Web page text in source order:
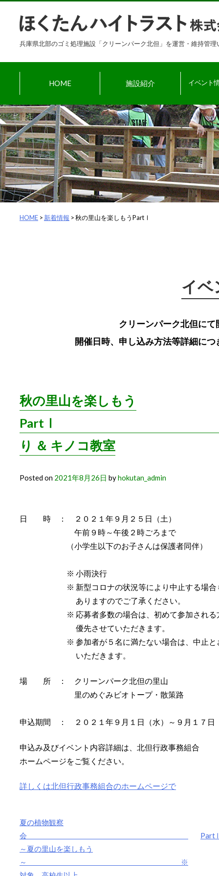
content
兵庫県北部のゴミ処理施設「クリーンパーク北但」を運営・維持管理
HOME 施設紹介 イベント
HOME > 新着情報 >秋の里山を楽しもうPartⅠ いも
イベ
クリーンパーク北但に
開催日時、申し込み方法等詳細に
秋の里山を楽しもう
PartⅠ いもほ
り ＆ キノコ教室
Posted on 2021年8月26日 byhokutan_admin
日 時 ： ２０２１年９月２５日（土）
午前９時～午後２時ごろまで
（小学生以下のお子さんは保護者同伴）
※ 小雨決行
※ 新型コロナの状況等により中止する場合
ありますのでご了承ください。
※ 応募者多数の場合は、初めて参加される
優先させていただきます。
※ 参加者が５名に満たない場合は、中止と
いただきます。
場 所 ： クリーンパーク北但の里山
里のめぐみビオトープ・散策路
申込期間 ： ２０２１年９月１日（水）～９月１７日
申込み及びイベント内容詳細は、北但行政事務組合
ホームページをご覧ください。
詳しくは北但行政事務組合のホームページで
投
稿
夏の植物観察
会
～夏の里山を楽しもう
～ ※